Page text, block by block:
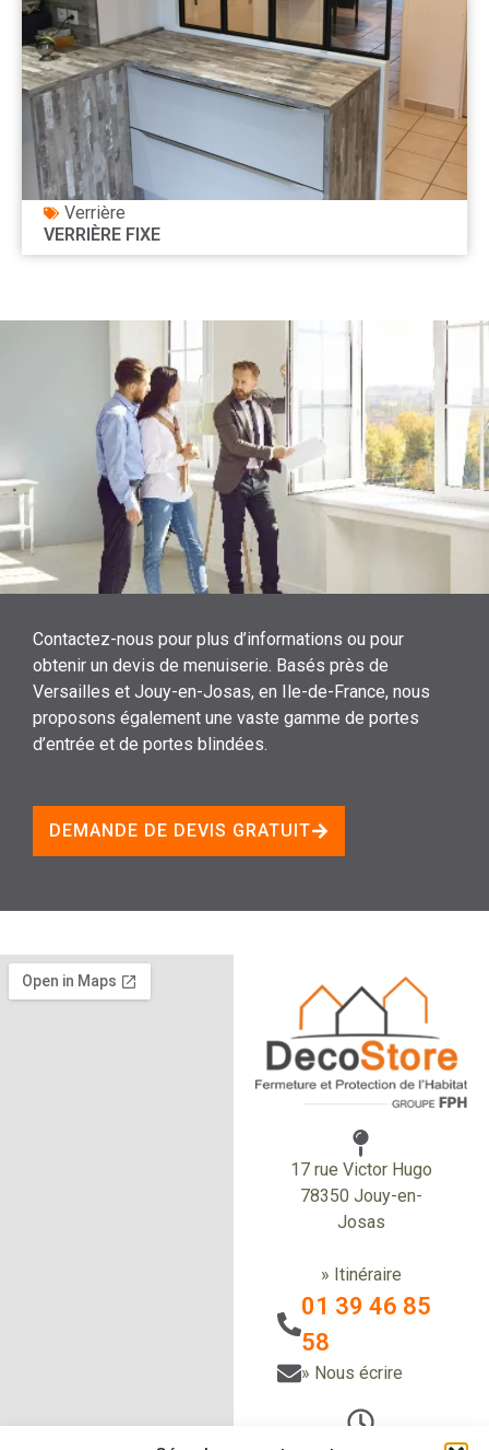
Verrière
VERRIÈRE FIXE
Contactez-nous pour plus d’informations ou pour
obtenir un devis de menuiserie. Basés près de
Versailles et Jouy-en-Josas, en Ile-de-France, nous
proposons également une vaste gamme de portes
d’entrée et de portes blindées.
DEMANDE DE DEVIS GRATUIT
17 rue Victor Hugo
78350 Jouy-en-
Josas
» Itinéraire
01 39 46 85
58
» Nous écrire